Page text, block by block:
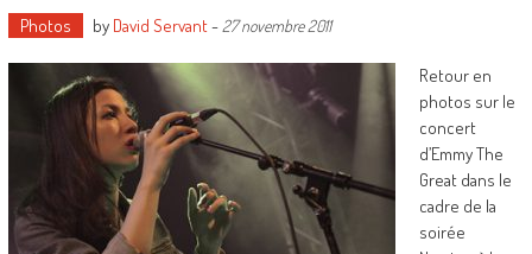
Photos by David Servant- 27 novembre 2011
Retour en
photos sur le
concert
d’Emmy The
Great dans le
cadre de la
soirée